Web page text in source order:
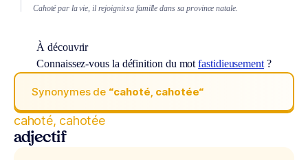
Cahoté par la vie, il rejoignit sa famille dans sa province natale.
À découvrir
Connaissez-vous la définition du motfastidieusement ?
Synonymes de “cahoté, cahotée“
cahoté, cahotée
adjectif